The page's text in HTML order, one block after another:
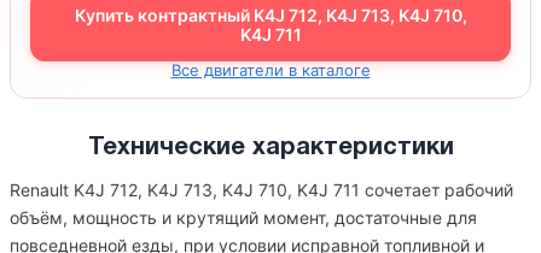
Купить контрактный K4J 712, K4J 713, K4J 710,
K4J 711
Все двигатели в каталоге
Технические характеристики
Renault K4J 712, K4J 713, K4J 710, K4J 711 сочетает рабочий
объём, мощность и крутящий момент, достаточные для
повседневной езды, при условии исправной топливной и